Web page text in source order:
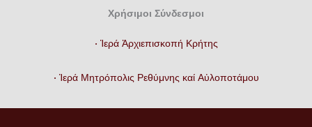
Χρήσιμοι Σύνδεσμοι
• Ἱερά Ἀρχιεπισκοπή Κρήτης
• Ἱερά Μητρόπολις Ρεθύμνης καί Αὐλοποτάμου